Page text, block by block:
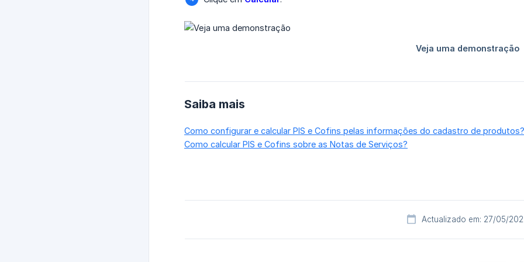
Saiba mais
Como configurar e calcular PIS e Cofins pelas informações do cadastro de produtos?
Como calcular PIS e Cofins sobre as Notas de Serviços?
Actualizado em: 27/05/